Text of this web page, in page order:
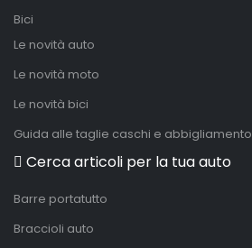
Bici
Le novità auto
Le novità moto
Le novità bici
Guida alle taglie caschi e abbigliamento
Cerca articoli per la tua auto
Barre portatutto
Braccioli auto